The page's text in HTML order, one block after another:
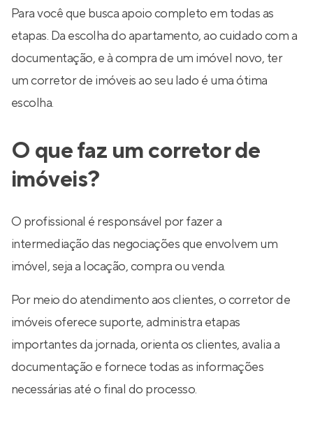
Para você que busca apoio completo em todas as
etapas. Da escolha do apartamento, ao cuidado com a
documentação, e à compra de um imóvel novo, ter
um corretor de imóveis ao seu lado é uma ótima
escolha.
O que faz um corretor de
imóveis?
O profissional é responsável por fazer a
intermediação das negociações que envolvem um
imóvel, seja a locação, compra ou venda.
Por meio do atendimento aos clientes, o corretor de
imóveis oferece suporte, administra etapas
importantes da jornada, orienta os clientes, avalia a
documentação e fornece todas as informações
necessárias até o final do processo.